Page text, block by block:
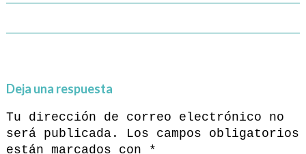
Deja una respuesta
Tu dirección de correo electrónico no
será publicada.
Los campos obligatorios
están marcados con
*